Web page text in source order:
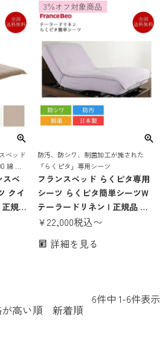
ルサイズ
ベッド
綿 コ
臭 洗
スベ
クイ
簡
しゃ
防汚、防シワ、制菌加工が施された
「らくピタ」専用シーツ
フランスベッド らくピタ専用
シーツ らくピタ簡単シーツW
テーラードリネン | 正規品 フ
ランスベッド製 らくピタ らく
汚 防シワ 洗える 制菌 電動ベ
3％オフ対象商品
¥22,000税込〜
詳細を見る
高い順 新着順
6件中 1-6件表示